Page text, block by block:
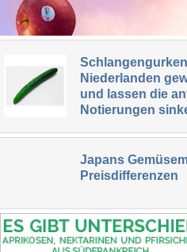
Niederlanden
und lassen die
Notierungen
Japans
Preisdifferenzen